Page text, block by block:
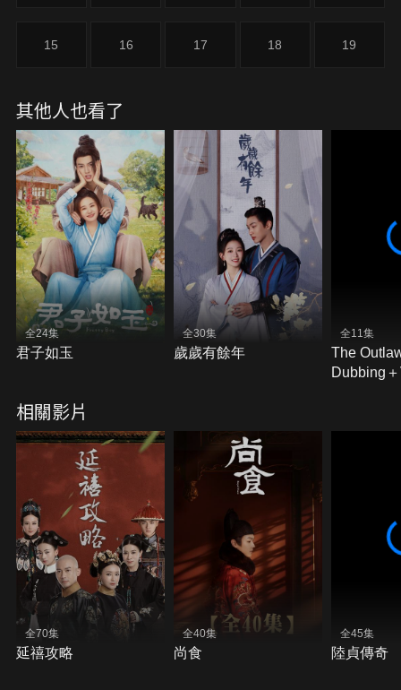
15 16 17 18 19
其他人也看了
全24集
君子如玉
全30集
歲歲有餘年
全11集
The
Dubbing
相關影片
全70集
延禧攻略
全40集
尚食
全45集
陸貞傳奇